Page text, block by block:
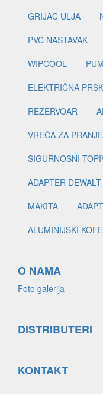
GRIJAČ ULJA
PVC NASTAVAK
WIPCOOL
ELEKTRIČNA
REZERVOAR
VREĆA ZA
SIGURNOSNI
ADAPTER DEWALT
MAKITA
ALUMINIJSKI
O NAMA
Foto galerija
DISTRIBUTERI
KONTAKT